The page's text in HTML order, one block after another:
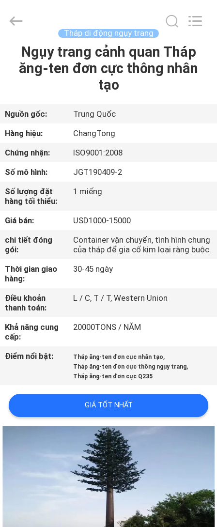
NHÀ
PHẨM
VỀ
TÔI
THAM
QUAN
NHÀ
KIỂM
SOÁT
CHẤT
LƯỢNG
CHÚNG
TÔI
TỨC
Structure
Tháp di động ngụy trang
Ngụy trang cảnh quan Tháp
ăng-ten đơn cực thông nhân
tạo
Nguồn gốc:
Trung Quốc
Hàng hiệu:
ChangTong
Chứng nhận:
ISO9001:2008
Số mô hình:
JGT190409-2
Số lượng đặt
hàng tối thiểu:
1 miếng
Giá bán:
USD1000-15000
chi tiết đóng
gói:
Container vận chuyển, tình hình chung
của tháp để gia cố kim loại ràng buộc.
Thời gian giao
hàng:
30-45 ngày
Điều khoản
thanh toán:
L / C, T / T, Western Union
Khả năng cung
cấp:
20000TONS / NĂM
Điểm nổi bật: Tháp ăng-ten đơn cực nhân tạo,
Tháp ăng-ten đơn cực thông ngụy trang,
Tháp ăng-ten đơn cực Q235
GIÁ TỐT NHẤT